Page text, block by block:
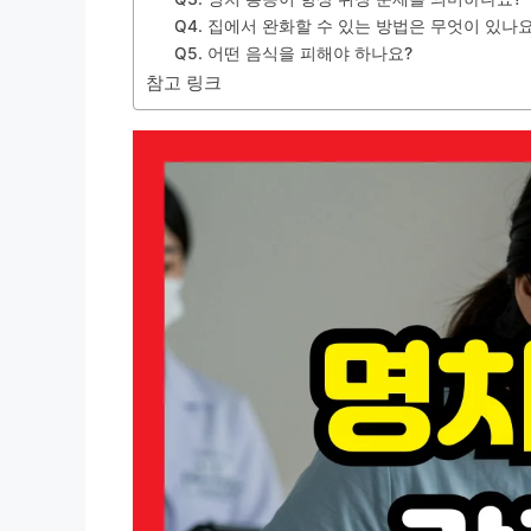
Q4. 집에서 완화할 수 있는 방법은 무엇이 있나
Q5. 어떤 음식을 피해야 하나요?
참고 링크